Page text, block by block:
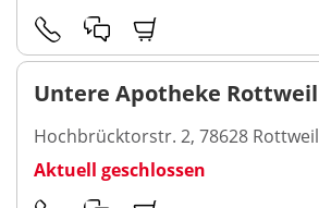
Untere Apotheke Rottweil
Hochbrücktorstr. 2, 78628 Rottweil
Aktuell geschlossen